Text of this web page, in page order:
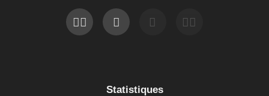
Statistiques